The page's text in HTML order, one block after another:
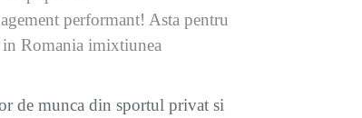
performant! Asta pentru
in Romania imixtiunea
de munca din sportul privat si